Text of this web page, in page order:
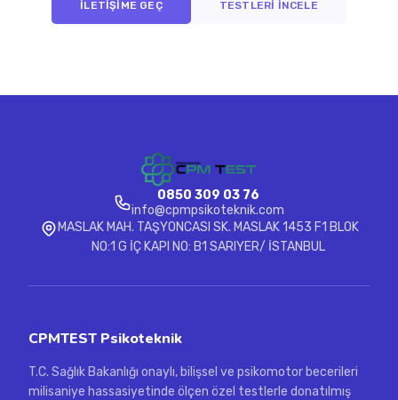
İLETİŞİME GEÇ TESTLERİ İNCELE
0850 309 03 76
info@cpmpsikoteknik.com
MASLAK MAH. TAŞYONCASI SK. MASLAK 1453 F1 BLOK
NO:1 G İÇ KAPI NO: B1 SARIYER/ İSTANBUL
CPMTEST Psikoteknik
T.C. Sağlık Bakanlığı onaylı, bilişsel ve psikomotor becerileri
milisaniye hassasiyetinde ölçen özel testlerle donatılmış